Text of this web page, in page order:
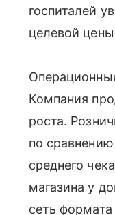
госпиталей
целевой
Компания
роста.
по
среднего
магазина у
сеть